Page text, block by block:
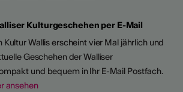
Kulturgeschehen per E-Mail
Kultur Wallis erscheint vier Mal jährlich und
Geschehen der Walliser
und bequem in Ihr E-Mail Postfach.
ansehen